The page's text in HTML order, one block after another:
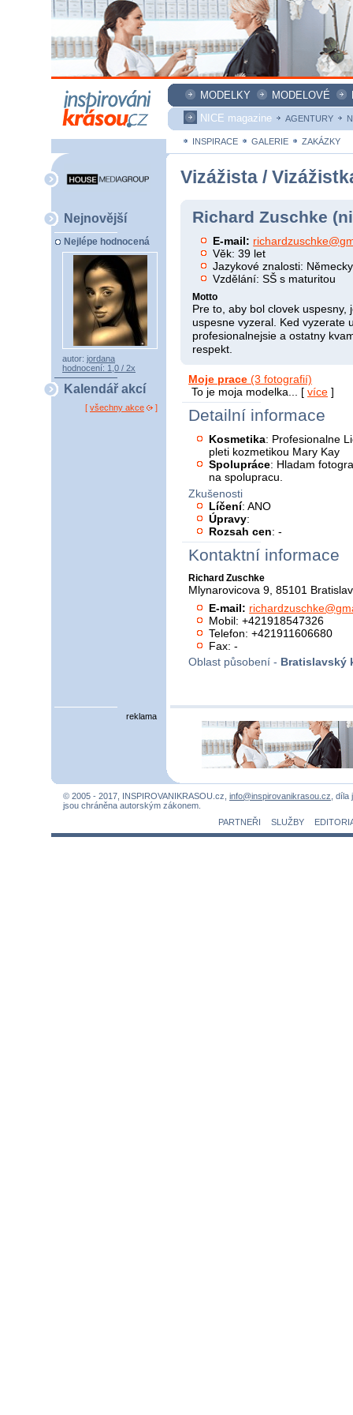
MODELKY MODELOVÉ
NICE magazine
AGENTURY
INSPIRACE GALERIE ZAKÁZKY
Nejnovější
Nejlépe hodnocená
autor: jordana
hodnocení: 1,0 / 2x
Kalendář akcí
[ všechny akce ]
Vizážista /
Richard Zuschke
E-mail:
Věk: 39 let
Jazykové znalosti: Německy
Vzdělání: SŠ s maturitou
Motto
Pre to, aby bol clovek uspesny,
uspesne vyzeral. Ked vyzerate
profesionalnejsie a ostatny
respekt.
Moje prace (3 fotografií)
To je moja modelka... [ více ]
Detailní informace
Kosmetika: Profesionalne
pleti kozmetikou Mary Kay
Spolupráce: Hladam
na spolupracu.
Zkušenosti
Líčení: ANO
Úpravy:
Rozsah cen: -
Kontaktní informace
Richard Zuschke
Mlynarovicova 9, 85101
E-mail:
Mobil: +421918547326
Telefon: +421911606680
Fax: -
Oblast působení - Bratislavský
reklama
© 2005 - 2017, INSPIROVANIKRASOU.cz, info@inspirovanikrasou.cz ,
jsou chráněna autorským zákonem.
PARTNEŘI
SLUŽBY